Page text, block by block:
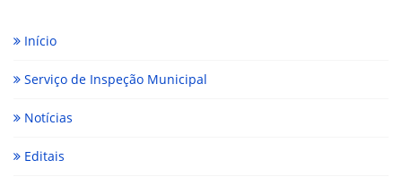
Início
Serviço de Inspeção Municipal
Notícias
Editais